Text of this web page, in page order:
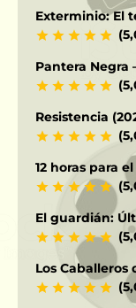
Exterminio: El
Pantera Negra
Resistencia
12 horas para
El guardián:
Los Caballeros